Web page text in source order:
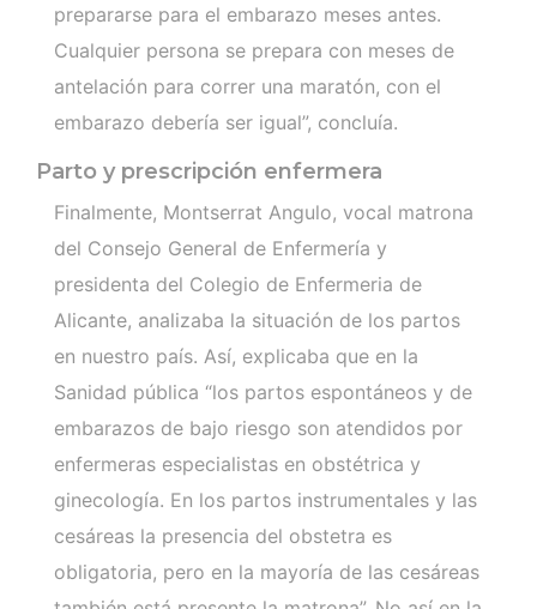
prepararse para el embarazo meses antes.
Cualquier persona se prepara con meses de
antelación para correr una maratón, con el
embarazo debería ser igual”, concluía.
Parto y prescripción enfermera
Finalmente, Montserrat Angulo, vocal matrona
del Consejo General de Enfermería y
presidenta del Colegio de Enfermeria de
Alicante, analizaba la situación de los partos
en nuestro país. Así, explicaba que en la
Sanidad pública “los partos espontáneos y de
embarazos de bajo riesgo son atendidos por
enfermeras especialistas en obstétrica y
ginecología. En los partos instrumentales y las
cesáreas la presencia del obstetra es
obligatoria, pero en la mayoría de las cesáreas